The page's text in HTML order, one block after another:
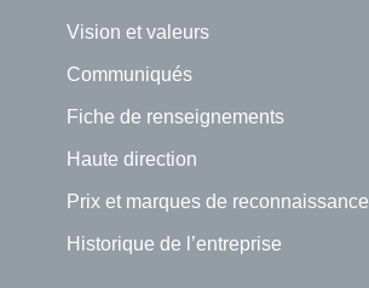
Vision et valeurs
Communiqués
Fiche de renseignements
Haute direction
Prix et marques de reconnaissance
Historique de l’entreprise